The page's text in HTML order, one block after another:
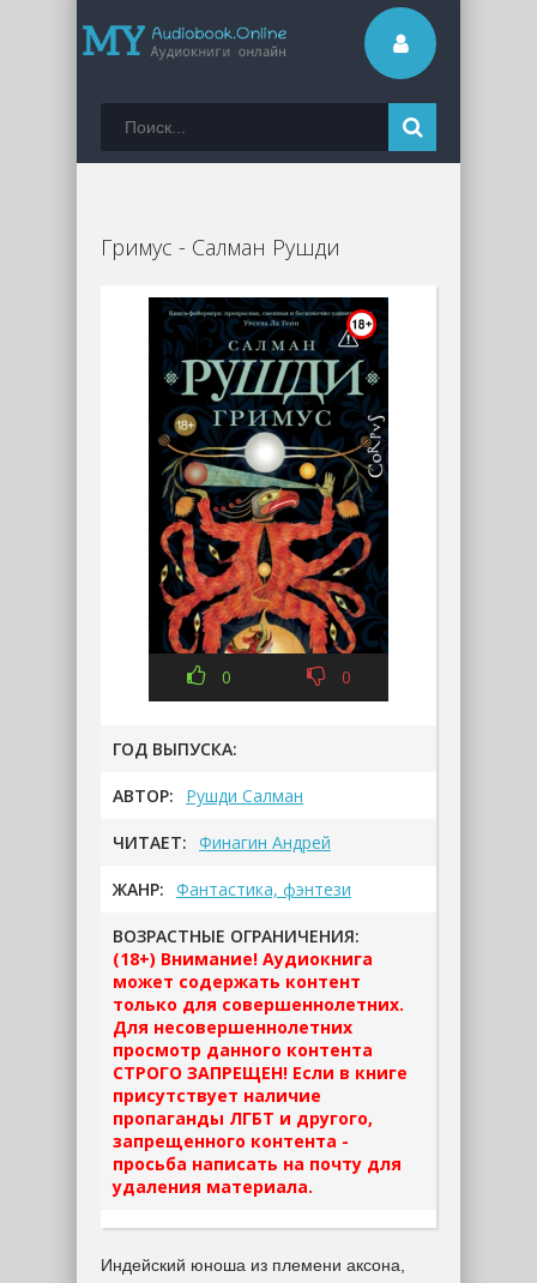
Гримус - Салман Рушди
0 0
ГОД ВЫПУСКА:
АВТОР: Рушди Салман
ЧИТАЕТ: Финагин Андрей
ЖАНР: Фантастика, фэнтези
ВОЗРАСТНЫЕ ОГРАНИЧЕНИЯ:
(18+) Внимание! Аудиокнига
может содержать контент
только для совершеннолетних.
Для несовершеннолетних
просмотр данного контента
СТРОГО ЗАПРЕЩЕН! Если в книге
присутствует наличие
пропаганды ЛГБТ и другого,
запрещенного контента -
просьба написать на почту для
удаления материала.
Индейский юноша из племени аксона,